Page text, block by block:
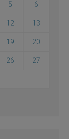
5 6
12 13
19 20
26 27